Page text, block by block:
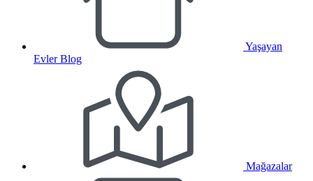
Yaşayan
Evler Blog
Mağazalar